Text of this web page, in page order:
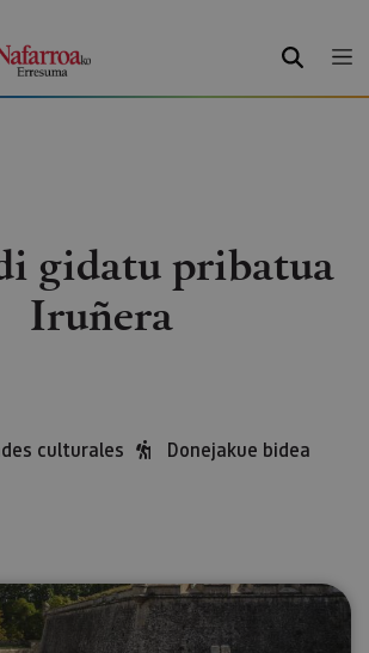
BILATU
gidatu pribatua
Iruñera
culturales Donejakue bidea